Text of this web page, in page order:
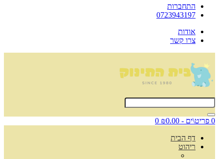
התחברות
0723943197
אודות
צרו קשר
0 פריט\ים - ₪0.00 0
דף הבית
ריהוט